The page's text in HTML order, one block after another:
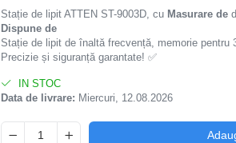
Stație de lipit ATTEN ST-9003D, cu Masurare de
Dispune de
Stație de lipit de înaltă frecvență, memorie pentru
Precizie și siguranță garantate! ✅
IN STOC
Data de livrare: Miercuri, 12.08.2026